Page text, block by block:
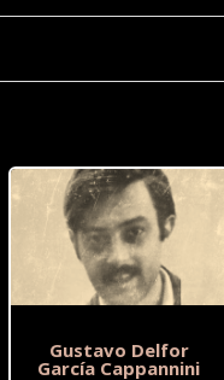
Gustavo Delfor
García Cappannini